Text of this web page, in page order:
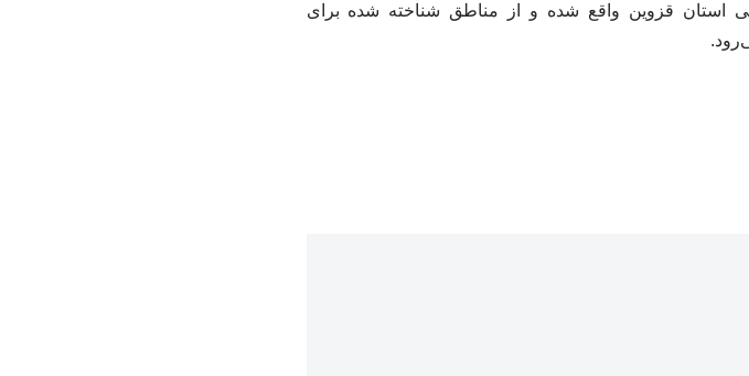
استان قزوین واقع شده و از مناطق شناخته‌ شده برای